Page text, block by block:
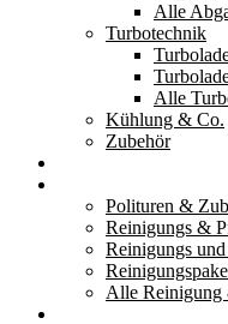
Alle
Turbotechnik
Alle
Kühlung & Co.
Zubehör
Polituren &
Reinigungs &
Reinigungs
Alle Reinigung